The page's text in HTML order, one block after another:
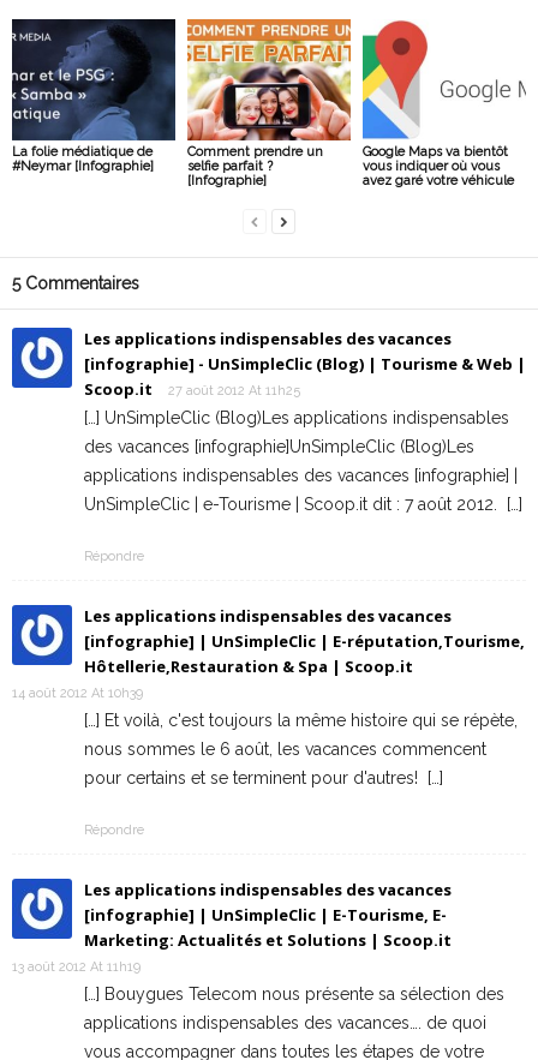
La folie médiatique de
#Neymar [Infographie]
Comment prendre un
selfie parfait ?
[Infographie]
Google Maps va bientôt
vous indiquer où vous
avez garé votre véhicule
5 Commentaires
Les applications indispensables des vacances
[infographie] - UnSimpleClic (Blog) | Tourisme & Web |
Scoop.it
27 août 2012 At 11h25
[…] UnSimpleClic (Blog)Les applications indispensables
des vacances [infographie]UnSimpleClic (Blog)Les
applications indispensables des vacances [infographie] |
UnSimpleClic | e-Tourisme | Scoop.it dit : 7 août 2012. […]
Répondre
Les applications indispensables des vacances
[infographie] | UnSimpleClic | E-réputation,Tourisme,
Hôtellerie,Restauration & Spa | Scoop.it
14 août 2012 At 10h39
[…] Et voilà, c'est toujours la même histoire qui se répète,
nous sommes le 6 août, les vacances commencent
pour certains et se terminent pour d'autres! […]
Répondre
Les applications indispensables des vacances
[infographie] | UnSimpleClic | E-Tourisme, E-
Marketing: Actualités et Solutions | Scoop.it
13 août 2012 At 11h19
[…] Bouygues Telecom nous présente sa sélection des
applications indispensables des vacances…. de quoi
vous accompagner dans toutes les étapes de votre